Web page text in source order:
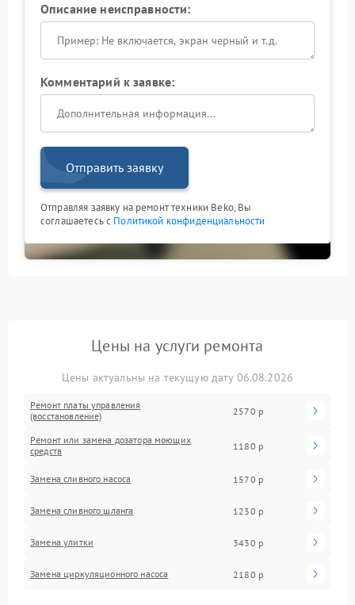
Описание неисправности:
Комментарий к заявке:
Отправить заявку
Отправляя заявку на ремонт техники Beko, Вы
соглашаетесь с Политикой конфиденциальности
Цены на услуги ремонта
Цены актуальны на текущую дату 06.08.2026
Ремонт платы управления
(восстановление)
2570 р
Ремонт или замена дозатора моющих
средств
1180 р
Замена сливного насоса 1570 р
Замена сливного шланга 1230 р
Замена улитки 3430 р
Замена циркуляционного насоса 2180 р